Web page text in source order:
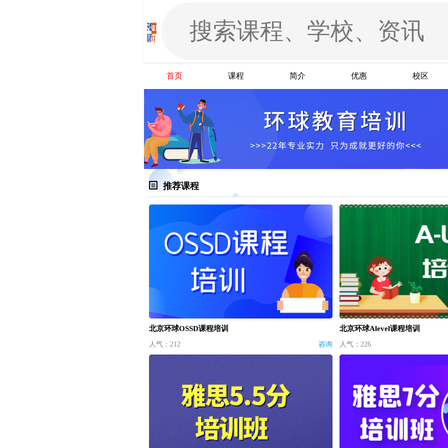
首页 课程 简介 优惠 校区
推荐课程
北京环球OSSD课程培训
人气：212 咨询
北京环球Alevel课程培训
人气：226